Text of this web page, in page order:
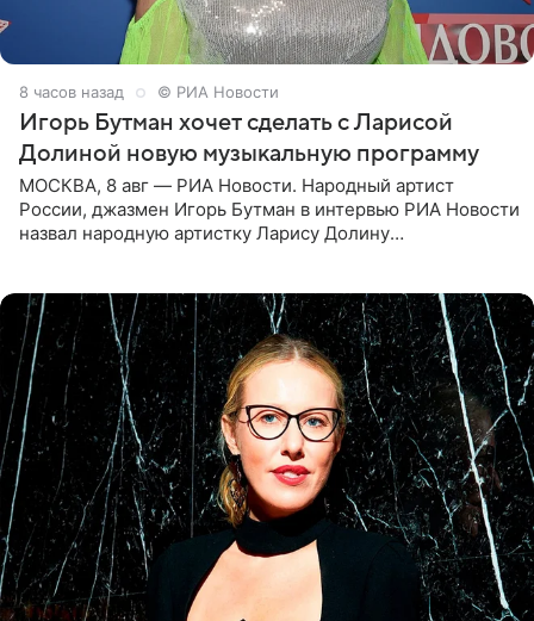
8 часов назад © РИА Новости
Игорь Бутман хочет сделать с Ларисой
Долиной новую музыкальную программу
МОСКВА, 8 авг — РИА Новости. Народный артист
России, джазмен Игорь Бутман в интервью РИА Новости
назвал народную артистку Ларису Долину